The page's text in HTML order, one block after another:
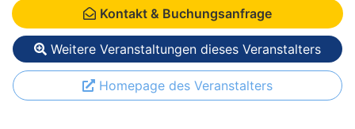
Kontakt & Buchungsanfrage
Weitere Veranstaltungen dieses Veranstalters
Homepage des Veranstalters